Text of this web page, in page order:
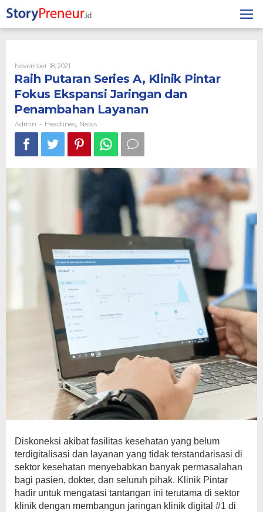
to
content
November 18, 2021
Raih Putaran Series A, Klinik Pintar
Fokus Ekspansi Jaringan dan
Penambahan Layanan
Admin - Headlines News
Diskoneksi akibat fasilitas kesehatan yang belum
terdigitalisasi dan layanan yang tidak terstandarisasi di
sektor kesehatan menyebabkan banyak permasalahan
bagi pasien, dokter, dan seluruh pihak. Klinik Pintar
hadir untuk mengatasi tantangan ini terutama di sektor
klinik dengan membangun jaringan klinik digital #1 di